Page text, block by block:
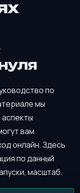
по
мы
вам
онлайн. Здесь
по данный
масштаб.